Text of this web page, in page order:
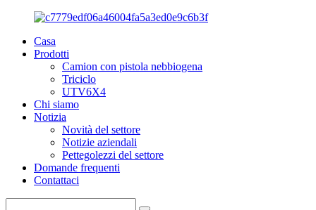
Casa
Prodotti
Camion con pistola nebbiogena
Triciclo
UTV6X4
Chi siamo
Notizia
Novità del settore
Notizie aziendali
Pettegolezzi del settore
Domande frequenti
Contattaci